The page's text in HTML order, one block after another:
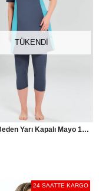
TÜKENDI
Büyük Beden Yarı Kapalı Mayo 102737, Antrasit
24 SAATTE KARGO